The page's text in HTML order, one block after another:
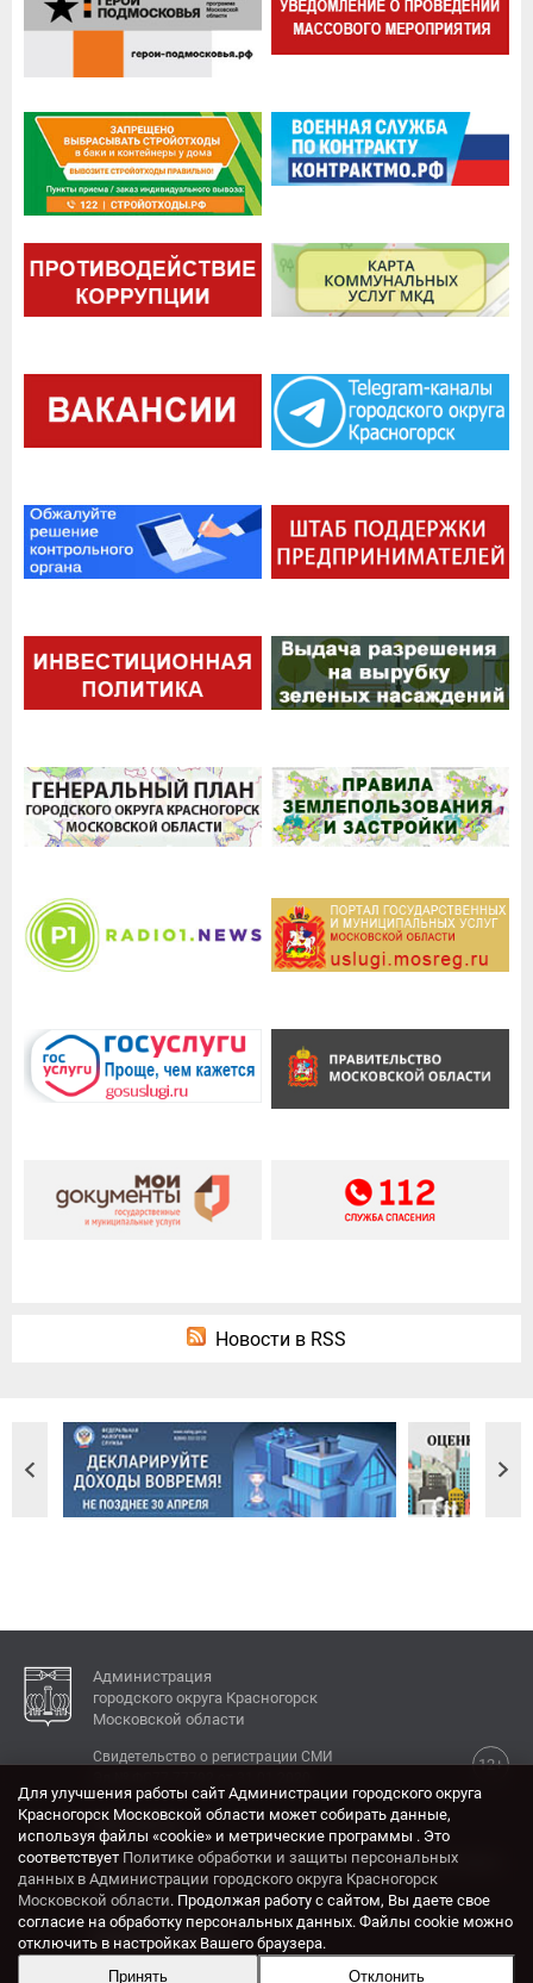
Новости в RSS
Администрация
городского округа Красногорск
Московской области
12+
Свидетельство о регистрации СМИ
КОНТАКТЫ
Адрес: 143404, Московская область, г. Красногорск,
ул. Ленина, дом 4.
Электронная почта:
krasrn@mosreg.ru
Для улучшения работы сайт Администрации городского округа
Красногорск Московской области может собирать данные,
используя файлы «cookie» и метрические программы . Это
соответствует Политике обработки и защиты персональных
данных в Администрации городского округа Красногорск
Московской области. Продолжая работу с сайтом, Вы даете свое
согласие на обработку персональных данных. Файлы cookie можно
отключить в настройках Вашего браузера.
Принять
Отклонить